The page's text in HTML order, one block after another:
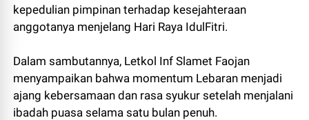
kepedulian pimpinan terhadap kesejahteraan
anggotanya menjelang Hari Raya IdulFitri.
Dalam sambutannya, Letkol Inf Slamet Faojan
menyampaikan bahwa momentum Lebaran menjadi
ajang kebersamaan dan rasa syukur setelah menjalani
ibadah puasa selama satu bulan penuh.